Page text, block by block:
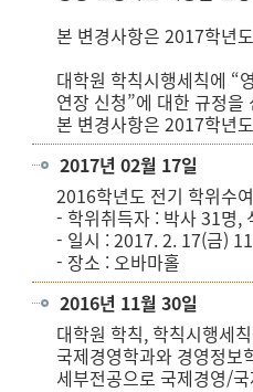
본 변경사항은 2017학년
대학원 학칙시행세칙에 “
연장 신청”에 대한 규정을
본 변경사항은 2017학년
2017년 02월 17일
2016학년도 전기 학위수
- 학위취득자 : 박사 31명,
- 일시 : 2017. 2. 17(금)
- 장소 : 오바마홀
2016년 11월 30일
대학원 학칙, 학칙시행세
국제경영학과와 경영정보
세부전공으로 국제경영/